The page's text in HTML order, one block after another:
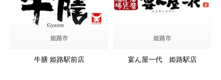
姫路市
牛膳 姫路駅前店
姫路市
宴ん屋一代 姫路駅店